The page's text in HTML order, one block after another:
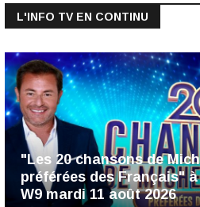
L'INFO TV EN CONTINU
"Les 20 chansons de
préférées des Français"
W9 mardi 11 août 2026